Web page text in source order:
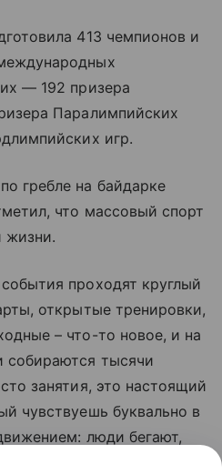
413 чемпионов и
— 192 призера
Паралимпийских
игр.
гребле на байдарке
что массовый спорт
жизни.
проходят круглый
открытые тренировки,
– что-то новое, и на
тысячи
занятия, это настоящий
чувствуешь буквально в
люди бегают,